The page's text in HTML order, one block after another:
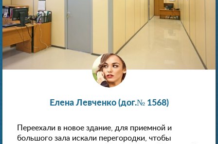
Елена Левченко (дог.№ 1568)
Переехали в новое здание, для приемной и
большого зала искали перегородки, чтобы